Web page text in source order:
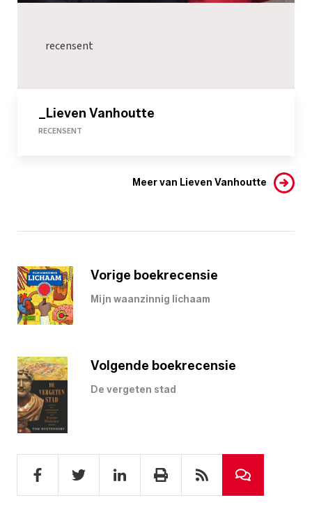
recensent
_Lieven Vanhoutte
RECENSENT
Meer van Lieven Vanhoutte
Vorige boekrecensie
Mijn waanzinnig lichaam
Volgende boekrecensie
De vergeten stad